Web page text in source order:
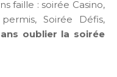
faille : soirée Casino,
Soirée Défis,
oublier la soirée